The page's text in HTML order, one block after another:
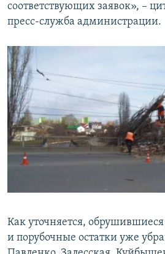
соответствующих заявок», –
пресс-служба администрации.
Как уточняется,
и порубочные остатки уже